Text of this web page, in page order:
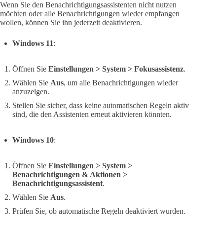
Wenn Sie den Benachrichtigungsassistenten nicht nutzen
möchten oder alle Benachrichtigungen wieder empfangen
wollen, können Sie ihn jederzeit deaktivieren.
Windows 11:
Öffnen Sie Einstellungen > System > Fokusassistenz.
Wählen Sie Aus, um alle Benachrichtigungen wieder
anzuzeigen.
Stellen Sie sicher, dass keine automatischen Regeln aktiv
sind, die den Assistenten erneut aktivieren könnten.
Windows 10:
Öffnen Sie Einstellungen > System >
Benachrichtigungen & Aktionen >
Benachrichtigungsassistent.
Wählen Sie Aus.
Prüfen Sie, ob automatische Regeln deaktiviert wurden.